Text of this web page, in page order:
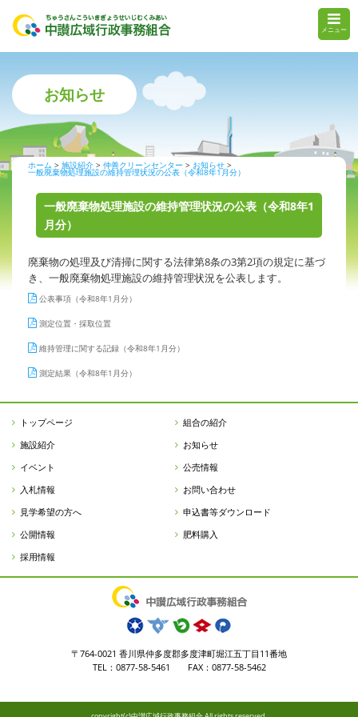
メニュー
お知らせ
ホーム 施設紹介 仲善クリーンセンター お知らせ
一般廃棄物処理施設の維持管理状況の公表（令和8年1月分）
一般廃棄物処理施設の維持管理状況の公表（令和8年1
月分）
廃棄物の処理及び清掃に関する法律第8条の3第2項の規定に基づ
き、一般廃棄物処理施設の維持管理状況を公表します。
公表事項（令和8年1月分）
測定位置・採取位置
維持管理に関する記録（令和8年1月分）
測定結果（令和8年1月分）
トップページ
組合の紹介
施設紹介
お知らせ
イベント
公売情報
入札情報
お問い合わせ
見学希望の方へ
申込書等ダウンロード
公開情報
肥料購入
採用情報
〒764-0021 香川県仲多度郡多度津町堀江五丁目11番地
TEL：0877-58-5461 FAX：0877-58-5462